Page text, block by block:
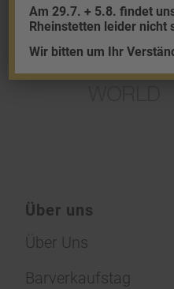
Über uns
Über Uns
Barverkaufstag
Am 29.7. + 5.8. findet
Rheinstetten leider nicht
Wir bitten um Ihr